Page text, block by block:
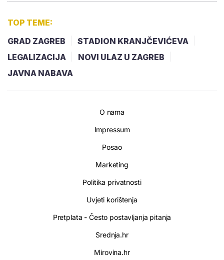
TOP TEME:
GRAD ZAGREB
STADION KRANJČEVIĆEVA
LEGALIZACIJA
NOVI ULAZ U ZAGREB
JAVNA NABAVA
O nama
Impressum
Posao
Marketing
Politika privatnosti
Uvjeti korištenja
Pretplata - Često postavljanja pitanja
Srednja.hr
Mirovina.hr